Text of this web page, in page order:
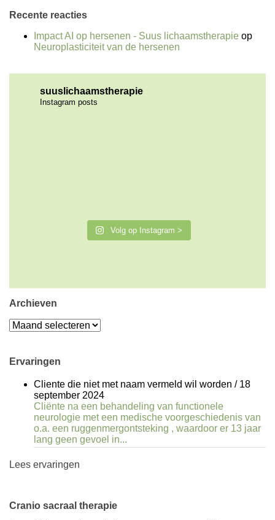
Recente reacties
Impact AI op hersenen - Suus lichaamstherapie op
Neuroplasticiteit van de hersenen
suuslichaamstherapie
Instagram posts
Volg op Instagram >
Archieven
Archieven
Ervaringen
Cliente die niet met naam vermeld wil worden / 18
september 2024
Cliënte na een behandeling van functionele
neurologie met een medische voorgeschiedenis van
o.a. een ruggenmergontsteking , waardoor er 13 jaar
lang geen gevoel in...
Lees ervaringen
Cranio sacraal therapie